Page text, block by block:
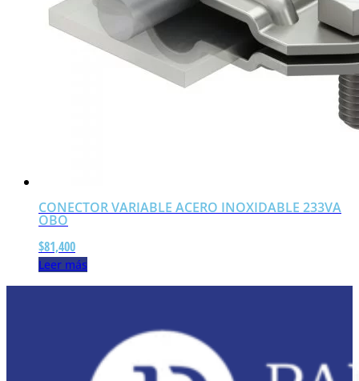
CONECTOR VARIABLE ACERO INOXIDABLE 233VA
OBO
$81,400
Leer más